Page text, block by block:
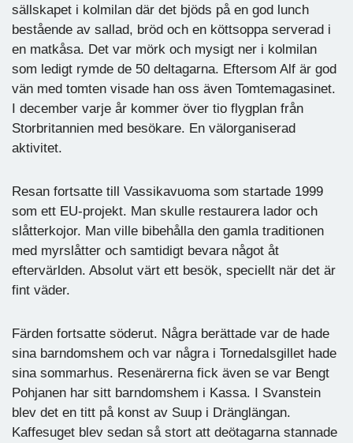
sällskapet i kolmilan där det bjöds på en god lunch
bestående av sallad, bröd och en köttsoppa serverad i
en matkåsa. Det var mörk och mysigt ner i kolmilan
som ledigt rymde de 50 deltagarna. Eftersom Alf är god
vän med tomten visade han oss även Tomtemagasinet.
I december varje år kommer över tio flygplan från
Storbritannien med besökare. En välorganiserad
aktivitet.
Resan fortsatte till Vassikavuoma som startade 1999
som ett EU-projekt. Man skulle restaurera lador och
slåtterkojor. Man ville bibehålla den gamla traditionen
med myrslåtter och samtidigt bevara något åt
eftervärlden. Absolut värt ett besök, speciellt när det är
fint väder.
Färden fortsatte söderut. Några berättade var de hade
sina barndomshem och var några i Tornedalsgillet hade
sina sommarhus. Resenärerna fick även se var Bengt
Pohjanen har sitt barndomshem i Kassa. I Svanstein
blev det en titt på konst av Suup i Dränglängan.
Kaffesuget blev sedan så stort att deötagarna stannade